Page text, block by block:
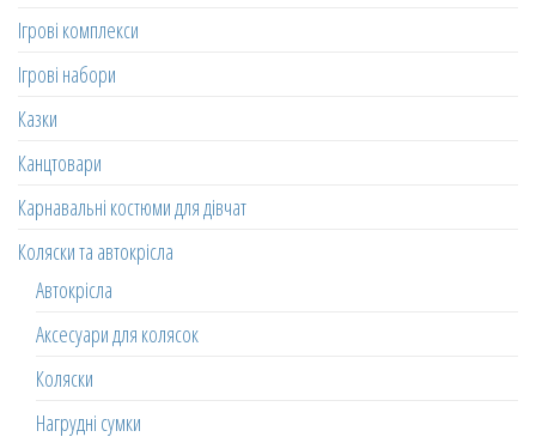
Ігрові комплекси
Ігрові набори
Казки
Канцтовари
Карнавальні костюми для дівчат
Коляски та автокрісла
Автокрісла
Аксесуари для колясок
Коляски
Нагрудні сумки